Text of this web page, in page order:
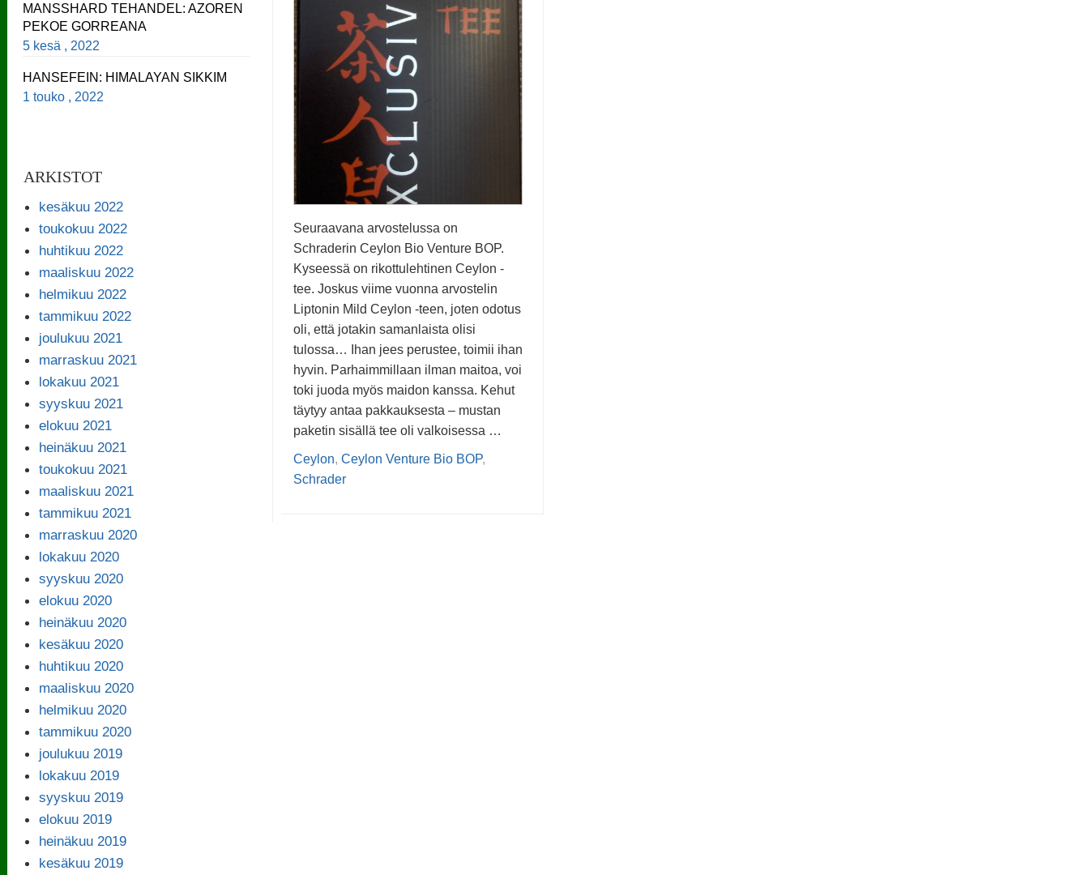
Seuraavana arvostelussa on
Schraderin Ceylon Bio Venture BOP.
Kyseessä on rikottulehtinen Ceylon -
tee. Joskus viime vuonna arvostelin
Liptonin Mild Ceylon -teen, joten odotus
oli, että jotakin samanlaista olisi
tulossa… Ihan jees perustee, toimii ihan
hyvin. Parhaimmillaan ilman maitoa, voi
toki juoda myös maidon kanssa. Kehut
täytyy antaa pakkauksesta – mustan
paketin sisällä tee oli valkoisessa …
Ceylon, Ceylon Venture Bio BOP,
Schrader
MANSSHARD TEHANDEL: AZOREN
PEKOE GORREANA
5 kesä , 2022
HANSEFEIN: HIMALAYAN SIKKIM
1 touko , 2022
ARKISTOT
kesäkuu 2022
toukokuu 2022
huhtikuu 2022
maaliskuu 2022
helmikuu 2022
tammikuu 2022
joulukuu 2021
marraskuu 2021
lokakuu 2021
syyskuu 2021
elokuu 2021
heinäkuu 2021
toukokuu 2021
maaliskuu 2021
tammikuu 2021
marraskuu 2020
lokakuu 2020
syyskuu 2020
elokuu 2020
heinäkuu 2020
kesäkuu 2020
huhtikuu 2020
maaliskuu 2020
helmikuu 2020
tammikuu 2020
joulukuu 2019
lokakuu 2019
syyskuu 2019
elokuu 2019
heinäkuu 2019
kesäkuu 2019